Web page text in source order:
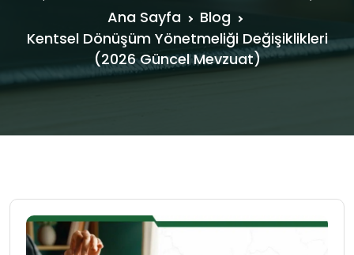
Ana Sayfa
Blog
Kentsel Dönüşüm Yönetmeliği Değişiklikleri
(2026 Güncel Mevzuat)